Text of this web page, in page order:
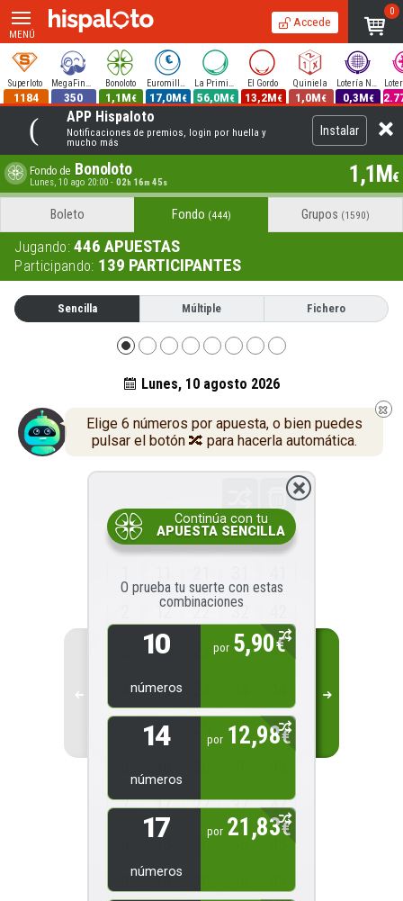
MENÚ
Accede
0
Superloto
1184
MegaFinde
350
Bonoloto
1,1M€
Euromillones
17,0M€
La Primitiva
56,0M€
El Gordo
13,2M€
Quiniela
1,0M€
Lotería Nacional
0,3M€
APP Hispaloto
Notificaciones de premios, login por huella y
mucho más
Instalar
Fondo de Bonoloto
Lunes, 10 ago 20:00-02h 16m44s 1,1M€
Boleto Fondo (444) Grupos (1590)
Jugando:446 APUESTAS
Participando: 139 PARTICIPANTES
Sencilla Múltiple Fichero
Lunes, 10 agosto 2026
Elige 6 números por apuesta, o bien puedes
pulsar el botón 🔀 para hacerla automática.
Continúa con tu
APUESTA SENCILLA
O prueba tu suerte con estas
combinaciones
10
números
por 5,90€
14
números
por 12,98€
17
números
por 21,83€
1 10 20 30
40
12 22 32
13 33
43
14
15 35
45
7
17 27 37
47
18 28
19